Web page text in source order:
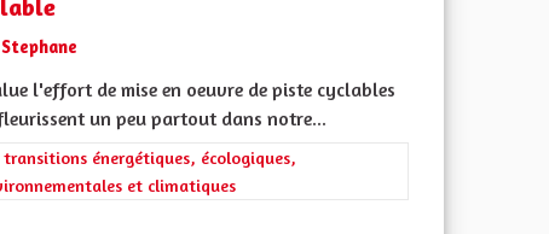
environnementales et climatiques
Stephane
l'effort de mise en oeuvre de piste cyclables
un peu partout dans notre...
les résultats de la catégorie : Les transitions énergétiques,
transitions énergétiques, écologiques,
et climatiques